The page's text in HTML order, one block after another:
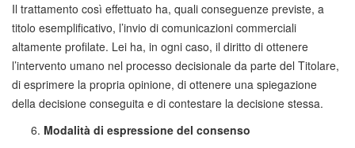
Il trattamento così effettuato ha, quali conseguenze previste, a
titolo esemplificativo, l’invio di comunicazioni commerciali
altamente profilate. Lei ha, in ogni caso, il diritto di ottenere
l’intervento umano nel processo decisionale da parte del Titolare,
di esprimere la propria opinione, di ottenere una spiegazione
della decisione conseguita e di contestare la decisione stessa.
Modalità di espressione del consenso